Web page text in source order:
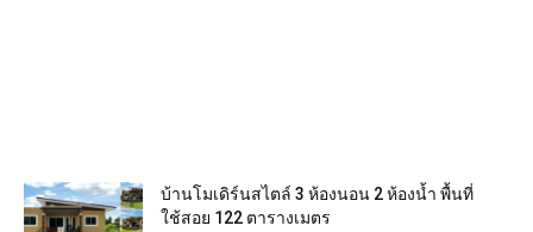
บ้านโมเดิร์นสไตล์ 3 ห้องนอน 2 ห้องน้ำ พื้นที่
ใช้สอย 122 ตารางเมตร